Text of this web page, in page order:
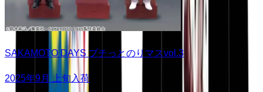
SAKAMOTO DAYS プチっとのりマスvol.3
2025年9月 上旬入荷